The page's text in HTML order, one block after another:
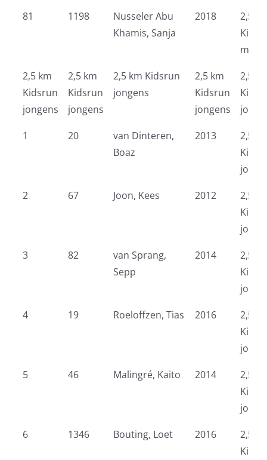
81
1198
Nusseler Abu
Khamis, Sanja
2018
2,5
2,5 km
Kidsrun
jongens
2,5 km
Kidsrun
jongens
2,5 km Kidsrun
jongens
2,5 km
Kidsrun
jongens
2,5
1
20
van Dinteren,
Boaz
2013
2,5
2
67 Joon, Kees 2012
2,5
3
82
van Sprang,
Sepp
2014
2,5
4
19 Roeloffzen, Tias 2016
2,5
5
46 Malingré, Kaito 2014
2,5
6
1346 Bouting, Loet 2016
2,5